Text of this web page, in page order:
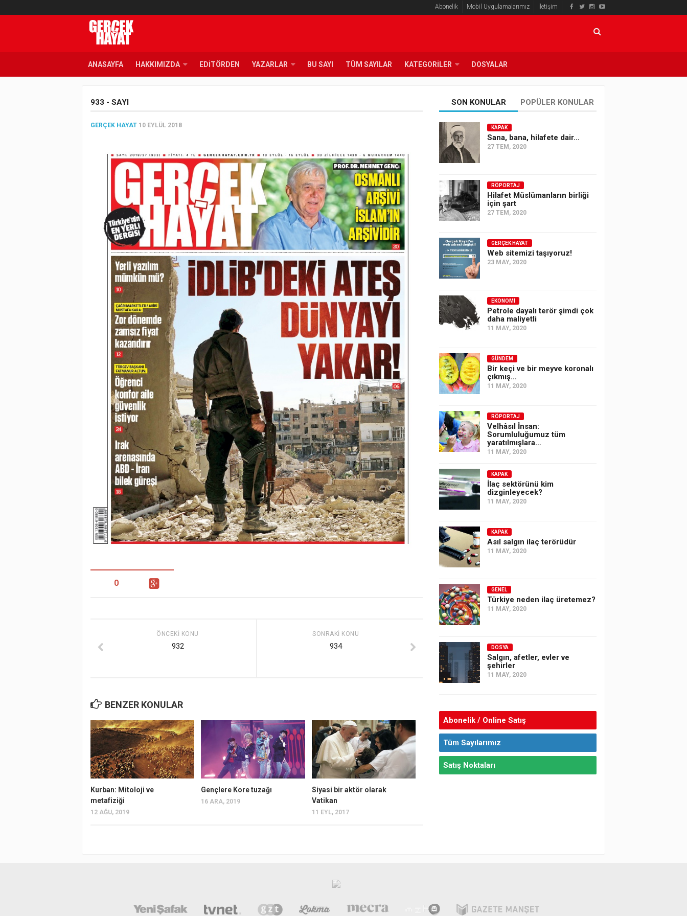
Abonelik Mobil Uygulamalarımız İletişim
ANASAYFA HAKKIMIZDA EDITÖRDEN YAZARLAR BU SAYI TÜM SAYILAR KATEGORILER DOSYALAR
933 - SAYI
GERÇEK HAYAT 10 EYLÜL 2018
0
SONRAKI KONU
934
ÖNCEKI KONU
932
BENZER KONULAR
Kurban: Mitoloji ve
metafiziği
12 AĞU, 2019
Gençlere Kore tuzağı
16 ARA, 2019
Siyasi bir aktör olarak
Vatikan
11 EYL, 2017
SON KONULAR POPÜLER KONULAR
KAPAK
Sana, bana, hilafete dair…
27 TEM, 2020
RÖPORTAJ
Hilafet Müslümanların birliği
için şart
27 TEM, 2020
GERÇEK HAYAT
Web sitemizi taşıyoruz!
23 MAY, 2020
EKONOMI
Petrole dayalı terör şimdi çok
daha maliyetli
11 MAY, 2020
GÜNDEM
Bir keçi ve bir meyve koronalı
çıkmış…
11 MAY, 2020
RÖPORTAJ
Velhâsıl İnsan:
Sorumluluğumuz tüm
yaratılmışlara…
11 MAY, 2020
KAPAK
İlaç sektörünü kim
dizginleyecek?
11 MAY, 2020
KAPAK
Asıl salgın ilaç terörüdür
11 MAY, 2020
GENEL
Türkiye neden ilaç üretemez?
11 MAY, 2020
DOSYA
Salgın, afetler, evler ve
şehirler
11 MAY, 2020
Abonelik / Online Satış
Tüm Sayılarımız
Satış Noktaları